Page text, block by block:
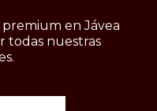
en Jávea
todas nuestras